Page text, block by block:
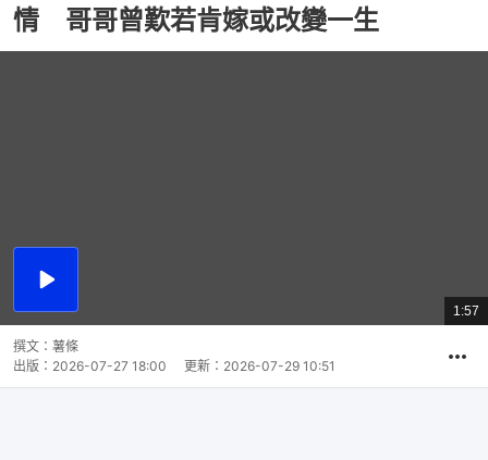
情 哥哥曾歎若肯嫁或改變一生
播
總
共
1:57
撰文： 薯條
出版： 2026-07-27 18:00 更新： 2026-07-29 10:51